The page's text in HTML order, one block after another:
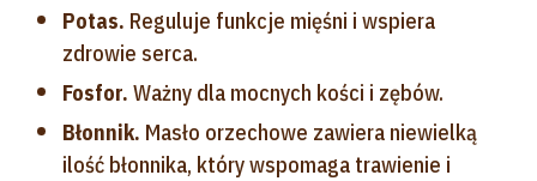
Potas. Reguluje funkcje mięśni i wspiera
zdrowie serca.
Fosfor. Ważny dla mocnych kości i zębów.
Błonnik. Masło orzechowe zawiera niewielką
ilość błonnika, który wspomaga trawienie i